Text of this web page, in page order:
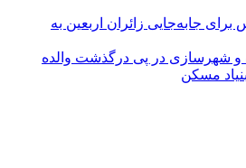
برای جابه‌جایی زائران اربعین به‌
و شهرسازی در پی درگذشت والده
مسکن